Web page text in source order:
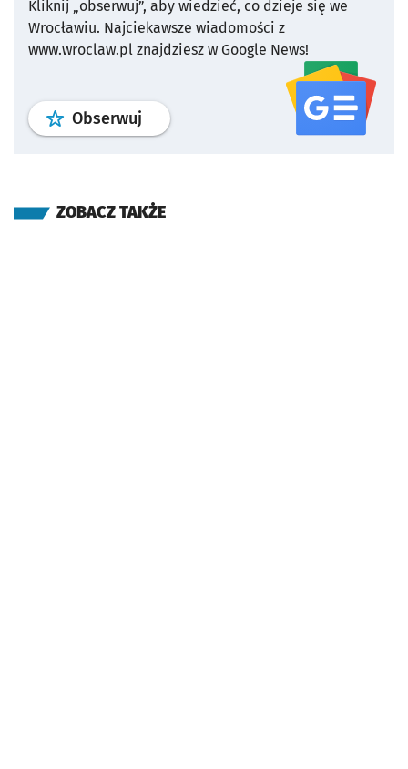
Kliknij „obserwuj”, aby wiedzieć, co dzieje się we
Wrocławiu. Najciekawsze wiadomości z
www.wroclaw.pl znajdziesz w Google News!
Obserwuj profil serwisu
ZOBACZ TAKŻE